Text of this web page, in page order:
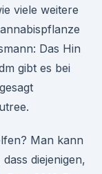
viele weitere
Das Hin
gibt es bei
Man kann
diejenigen,